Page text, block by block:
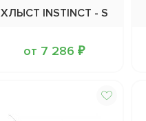
ХЛЫСТ INSTINCT - S
от 7 286 ₽